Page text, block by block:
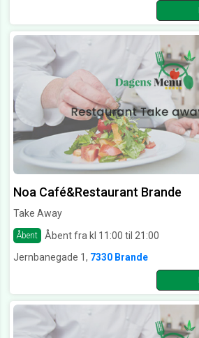
Noa Café&Restaurant Brande
Take Away
Åbent
Åbent fra kl 11:00 til 21:00
Jernbanegade 1, 7330 Brande